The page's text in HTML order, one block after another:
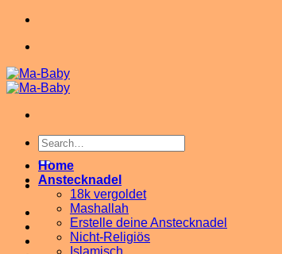
Skip
content
Search
for:
Home
Anstecknadel
18k vergoldet
Mashallah
Erstelle deine Anstecknadel
Nicht-Religiös
Islamisch